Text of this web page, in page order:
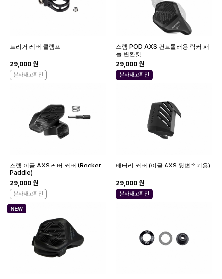
트리거 레버 클램프
29,000 원
본사재고확인
스램 POD AXS 컨트롤러용 락커 패
들 변환킷
29,000 원
본사재고확인
스램 이글 AXS 레버 커버 (Rocker
Paddle)
29,000 원
본사재고확인
배터리 커버 (이글 AXS 뒷변속기용)
29,000 원
본사재고확인